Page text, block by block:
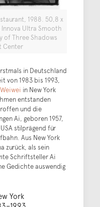
1988. 50,8 x
Ultra Smooth
of Three Shadows
Center
in Deutschland
von 1983 bis 1993,
in New York
entstanden
und die
Ai, geboren 1957,
stilprägend für
Aus New York
zurück, als sein
Schriftsteller Ai
Gedichte auswendig
York